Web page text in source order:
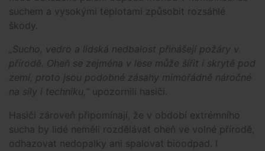
suchem a vysokými teplotami způsobit rozsáhlé
škody.
„Sucho, vedro a lidská nedbalost přinášejí požáry v
přírodě. Oheň se zejména v lese může šířit i skrytě pod
zemí, proto jsou podobné zásahy mimořádně náročné
na síly i techniku,“ upozornili hasiči.
Hasiči zároveň připomínají, že v období extrémního
sucha by lidé neměli rozdělávat oheň ve volné přírodě,
odhazovat nedopalky ani spalovat bioodpad. I